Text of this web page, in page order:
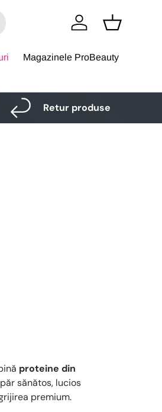
Logare Cos
Magazinele ProBeauty
Retur produse
proteine din
sănătos, lucios
premium.